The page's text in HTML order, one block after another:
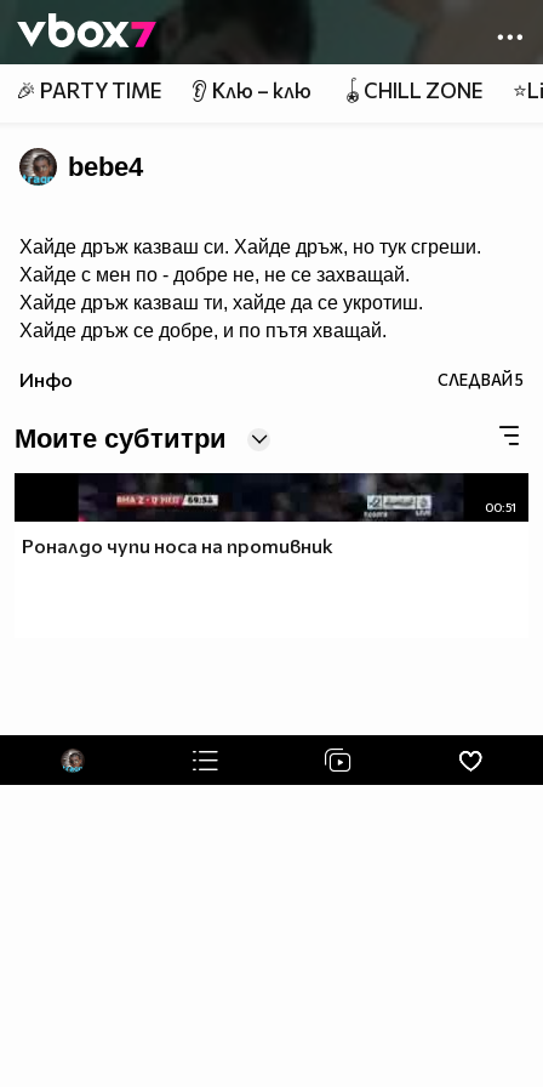
👾
🎉 PARTY TIME 👂 Клю – клю 🪀CHILL ZONE
bebe4
Хайде дръж казваш си. Хайде дръж, но тук сгреши.
Хайде с мен по - добре не, не се захващай.
Хайде дръж казваш ти, хайде да се укротиш.
Хайде дръж се добре, и по пътя хващай.
Инфо СЛЕДВАЙ5
Моите субтитри
00:51
Роналдо чупи носа на противник